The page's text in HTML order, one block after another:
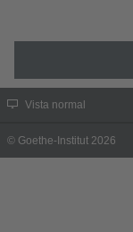
Vista normal
© Goethe-Institut 2026